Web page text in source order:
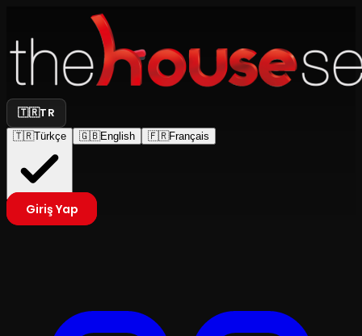
🇹🇷TR
🇹🇷Türkçe 🇬🇧English 🇫🇷Français
Giriş Yap